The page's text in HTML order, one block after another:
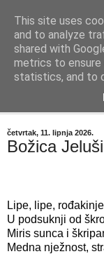
"Kvaka"
Časopis za
četvrtak, 11. lipnja 2026.
Božica
Lipe, lipe,
U podsuknji od
Miris sunca i
Medna nježnost,
This site uses
and to analyze
shared with
metrics to ensure
statistics, and to